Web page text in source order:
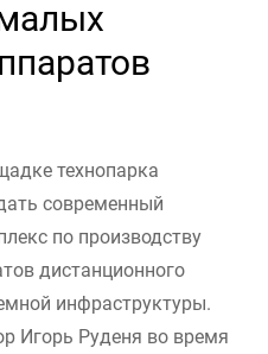
технопарка
современный
по производству
дистанционного
инфраструктуры.
Игорь Руденя во время